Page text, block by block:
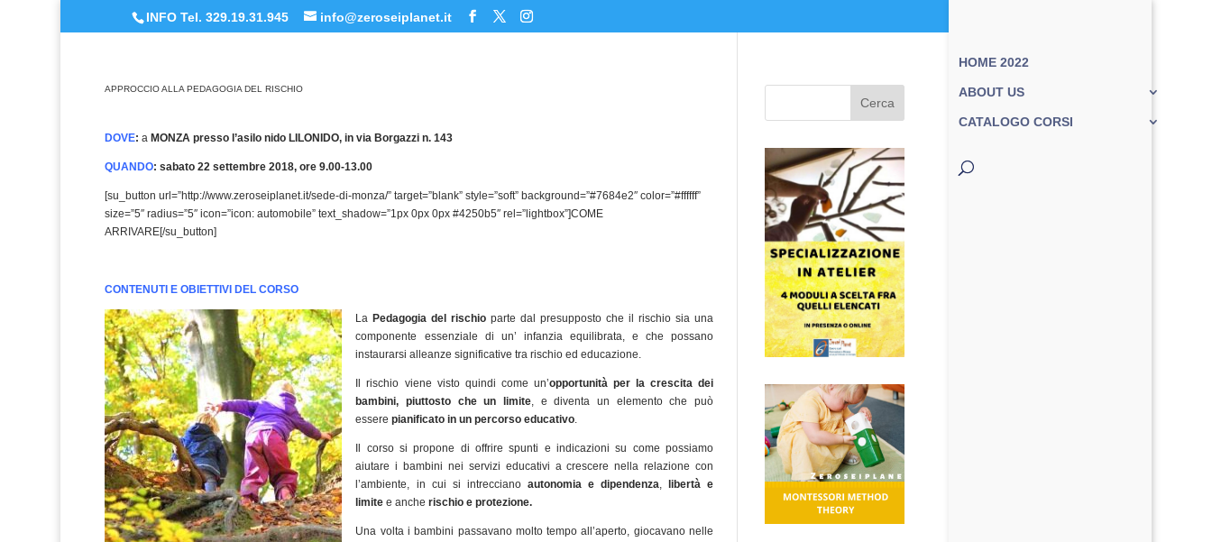
INFO Tel. 329.19.31.945 info@zeroseiplanet.it
HOME 2022
ABOUT US
CATALOGO CORSI
APPROCCIO ALLA PEDAGOGIA DEL RISCHIO
DOVE:a MONZA presso l’asilo nido LILONIDO, in via Borgazzi n. 143
QUANDO: sabato 22 settembre 2018, ore 9.00-13.00
[su_button url=”http://www.zeroseiplanet.it/sede-di-monza/” target=”blank” style=”soft” background=”#7684e2″ color=”#ffffff”
size=”5″ radius=”5″ icon=”icon: automobile” text_shadow=”1px 0px 0px #4250b5″ rel=”lightbox”]COME
ARRIVARE[/su_button]
CONTENUTI E OBIETTIVI DEL CORSO
La Pedagogia del rischio parte dal presupposto che il rischio sia una
componente essenziale di un’ infanzia equilibrata, e che possano
instaurarsi alleanze significative tra rischio ed educazione.
Il rischio viene visto quindi come un’opportunità per la crescita dei
bambini, piuttosto che un limite, e diventa un elemento che può
esserepianificato in un percorso educativo.
Il corso si propone di offrire spunti e indicazioni su come possiamo
aiutare i bambini nei servizi educativi a crescere nella relazione con
l’ambiente, in cui si intrecciano autonomia e dipendenza,
libertà e
limite e ancherischio e protezione.
Una volta i bambini passavano molto tempo all’aperto, giocavano nelle
Cerca